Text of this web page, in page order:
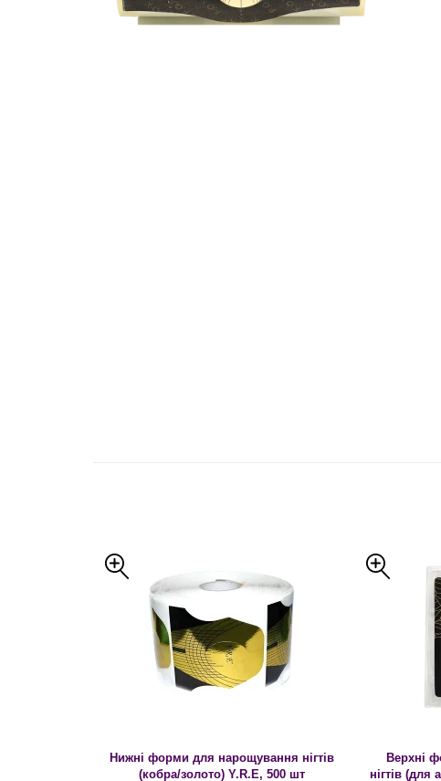
Нижні форми для нарощування нігтів
(кобра/золото) Y.R.E, 500 шт
Верхні
нігтів (для